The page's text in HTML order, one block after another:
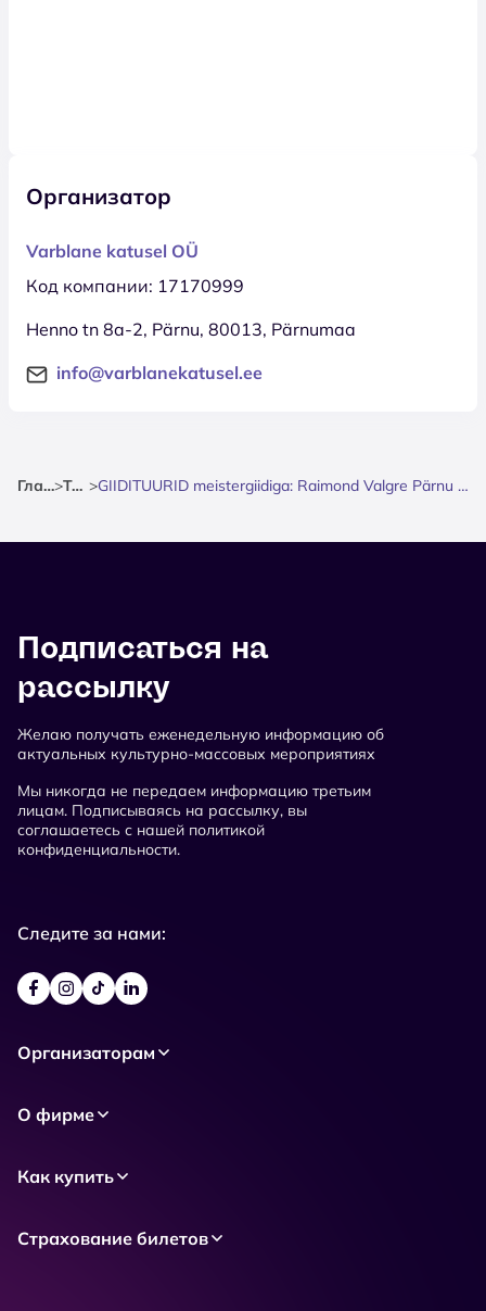
Организатор
Varblane katusel OÜ
Код компании: 17170999
Henno tn 8a-2, Pärnu, 80013, Pärnumaa
info@varblanekatusel.ee
Главная> Театр > GIIDITUURID meistergiidiga: Raimond Valgre Pärnu - muusika ja armastuse radadel
Подписаться на
рассылку
Желаю получать еженедельную информацию об
актуальных культурно-массовых мероприятиях
Мы никогда не передаем информацию третьим
лицам. Подписываясь на рассылку, вы
соглашаетесь с нашей политикой
конфиденциальности.
Следите за нами:
Организаторам
О фирме
Как купить
Страхование билетов